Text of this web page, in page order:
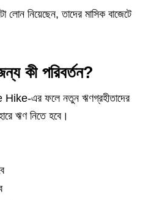
লোন নিয়েছেন, তাদের মাসিক বাজেটে
কী পরিবর্তন?
এর ফলে নতুন ঋণগ্রহীতাদের
ঋণ নিতে হবে।